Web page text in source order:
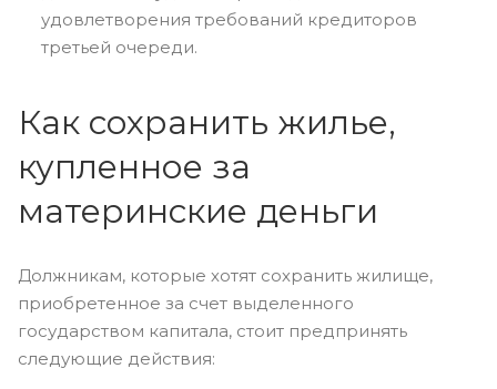
удовлетворения требований кредиторов
третьей очереди.
Как сохранить жилье,
купленное за
материнские деньги
Должникам, которые хотят сохранить жилище,
приобретенное за счет выделенного
государством капитала, стоит предпринять
следующие действия: